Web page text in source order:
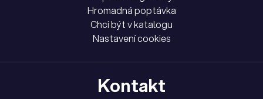
Hromadná poptávka
Chci být v katalogu
Nastavení cookies
Kontakt